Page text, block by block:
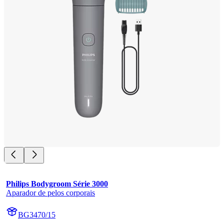
Philips Bodygroom Série 3000
Aparador de pelos corporais
BG3470/15